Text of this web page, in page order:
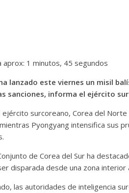
aprox: 1 minutos, 45 segundos
lanzado este viernes un misil
sanciones, informa el ejército
ejército surcoreano, Corea del
Pyongyang intensifica sus
de Corea del Sur ha
disparada desde una zona
las autoridades de inteligencia